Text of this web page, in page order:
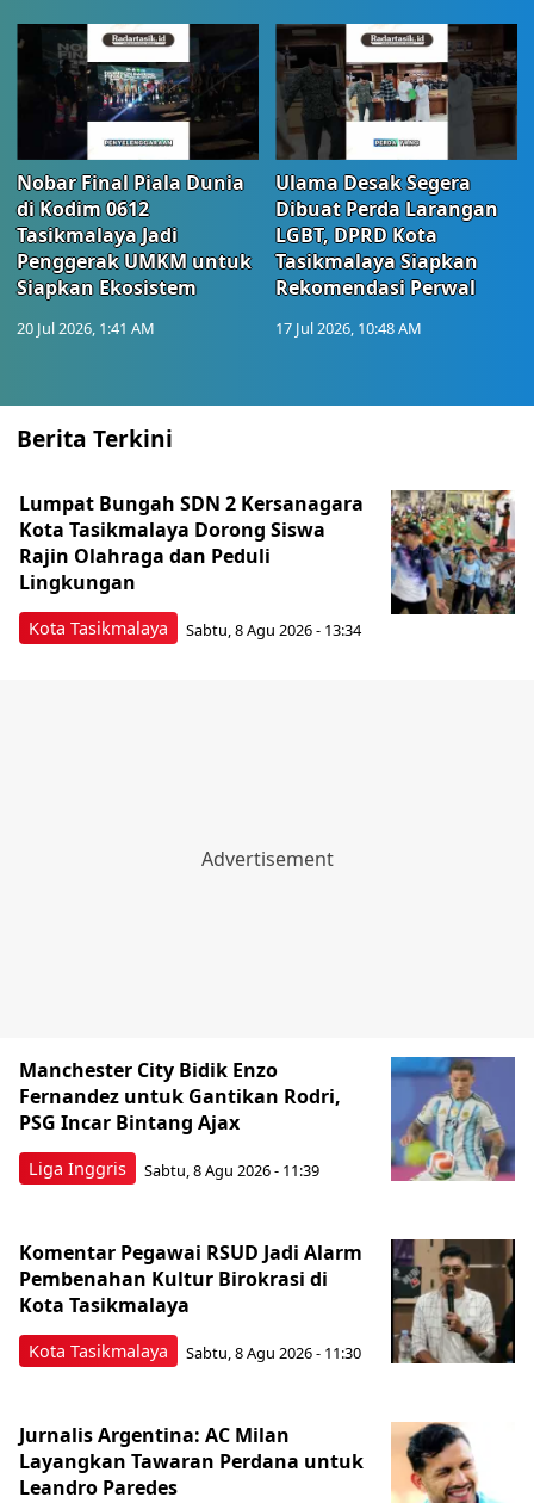
Nobar Final Piala Dunia
di Kodim 0612
Tasikmalaya Jadi
Penggerak UMKM untuk
Siapkan Ekosistem
20 Jul 2026, 1:41 AM
Ulama Desak Segera
Dibuat Perda Larangan
LGBT, DPRD Kota
Tasikmalaya Siapkan
Rekomendasi Perwal
17 Jul 2026, 10:48 AM
Berita Terkini
Kota Tasikmalaya
Lumpat Bungah SDN 2 Kersanagara
Kota Tasikmalaya Dorong Siswa
Rajin Olahraga dan Peduli
Lingkungan
Sabtu, 8 Agu 2026 - 13:34
Liga Inggris
Manchester City Bidik Enzo
Fernandez untuk Gantikan Rodri,
PSG Incar Bintang Ajax
Sabtu, 8 Agu 2026 - 11:39
Kota Tasikmalaya
Komentar Pegawai RSUD Jadi Alarm
Pembenahan Kultur Birokrasi di
Kota Tasikmalaya
Sabtu, 8 Agu 2026 - 11:30
Jurnalis Argentina: AC Milan
Layangkan Tawaran Perdana untuk
Leandro Paredes